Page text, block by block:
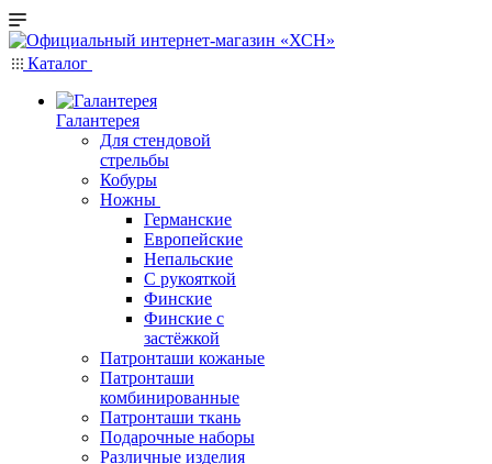
Каталог
Галантерея
Для стендовой
стрельбы
Кобуры
Ножны
Германские
Европейские
Непальские
С рукояткой
Финские
Финские с
застёжкой
Патронташи кожаные
Патронташи
комбинированные
Патронташи ткань
Подарочные наборы
Различные изделия